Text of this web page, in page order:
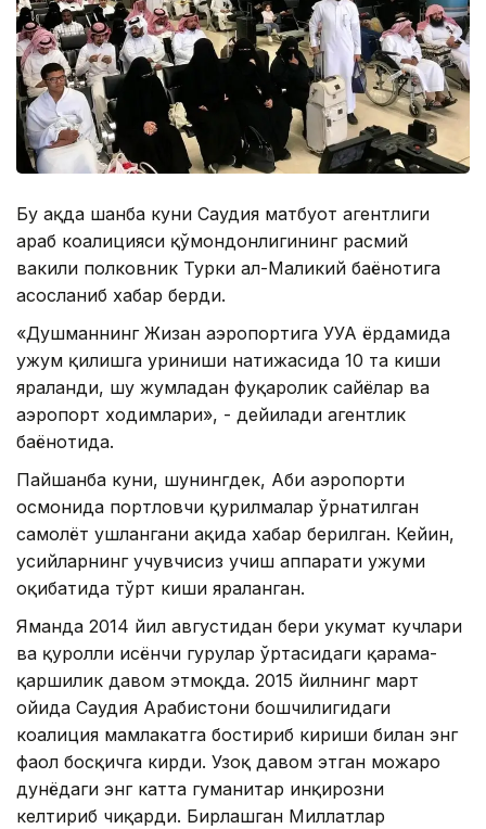
Бу ҳақда шанба куни Саудия матбуот агентлиги
араб коалицияси қўмондонлигининг расмий
вакили полковник Турки ал-Маликий баёнотига
асосланиб хабар берди.
«Душманнинг Жизан аэропортига УУА ёрдамида
ҳужум қилишга уриниши натижасида 10 та киши
яраланди, шу жумладан фуқаролик сайёҳлар ва
аэропорт ходимлари», - дейилади агентлик
баёнотида.
Пайшанба куни, шунингдек, Абҳи аэропорти
осмонида портловчи қурилмалар ўрнатилган
самолёт ушлангани ҳақида хабар берилган. Кейин,
ҳусийларнинг учувчисиз учиш аппарати ҳужуми
оқибатида тўрт киши яраланган.
Яманда 2014 йил августидан бери ҳукумат кучлари
ва қуролли исёнчи гуруҳлар ўртасидаги қарама-
қаршилик давом этмоқда. 2015 йилнинг март
ойида Саудия Арабистони бошчилигидаги
коалиция мамлакатга бостириб кириши билан энг
фаол босқичга кирди. Узоқ давом этган можаро
дунёдаги энг катта гуманитар инқирозни
келтириб чиқарди. Бирлашган Миллатлар